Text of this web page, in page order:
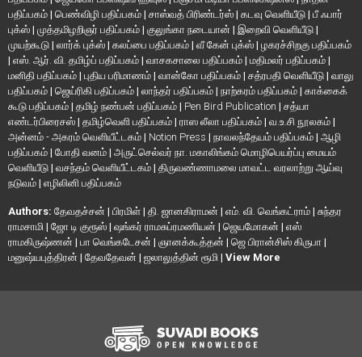
பதிப்பகம் | பெண்விழி பதிப்பகம் | சாஸ்வத் பிரிண்டர்ஸ் | கடவு வெளியீடு | பீ ஃபார்
புக்ஸ் | முத்தமிழறிஞர் பதிப்பகம் | குலுங்கா நடையான் | இறைவி வெளியீடு |
முயற்கூடு | லார்க் புக்ஸ் | கலப்பை பதிப்பகம் | வீ கேன் புக்ஸ் | ழகரச்சிறகு பதிப்பகம்
| எஸ். ஆர். வி. தமிழ்ப் பதிப்பகம் | வாசகசாலை பதிப்பகம் | மதிமலர் பதிப்பகம் |
மனிதி பதிப்பகம் | புதிய பரிமாணம் | வான்கோ பதிப்பகம் | சத்ரபதி வெளியீடு | வாலு
பதிப்பகம் | ஜெய்ரிகி பதிப்பகம் | லாந்தர் பதிப்பகம் | நாற்கரம் பதிப்பகம் | காக்கைக்
கூடு பதிப்பகம் | தமிழ் நண்பன் பதிப்பகம் | Pen Bird Publication | சத்யா
எண்டர்பிரைசஸ் | தமிழ்வெளி பதிப்பகம் | ராஸ லீலா பதிப்பகம் | வ.உ.சி நூலகம் |
அன்னம் - அகரம் வெளியீட்டகம் | Notion Press | நாவலந்தேயம் பதிப்பகம் | ஆழி
பதிப்பகம் | போதி வனம் | அருட்செல்வர் நா. மகாலிங்கம் மொழிபெயர்ப்பு மையம்
வெளியீடு | வசந்தம் வெளியீட்டகம் | திருவண்ணாமலை மாவட்ட வரலாற்று ஆய்வு
நடுவம் | எழிலினி பதிப்பகம்
Authors: தேவதச்சன் | பிரமிள் | தி. ஜானகிராமன் | எம். வி. வெங்கட்ராம் | சுந்தர
ராமசாமி | ஜோ டி குரூஸ் | ஷங்கர் ராமசுப்ரமணியன் | ஜெயமோகன் | எஸ்
ராமகிருஷ்ணன் | பா வெங்கடேசன் | ஞானக்கூத்தன் | ஜெ பிரான்சிஸ் கிருபா |
மனுஷ்யபுத்திரன் | தேவதேவன் | ஜலாலுத்தின் ரூமி | View More